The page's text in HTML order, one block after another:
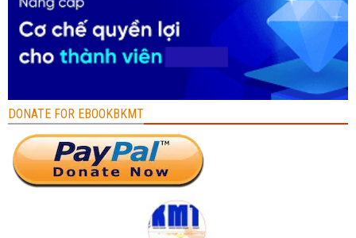
DONATE FOR EBOOKBKMT